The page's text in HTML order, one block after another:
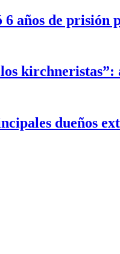
años de prisión
dueños